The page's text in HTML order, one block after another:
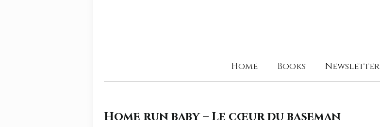
Home Books Newsletter
Home run baby – Le cœur du baseman